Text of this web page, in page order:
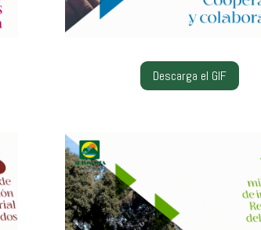
Descarga el GIF